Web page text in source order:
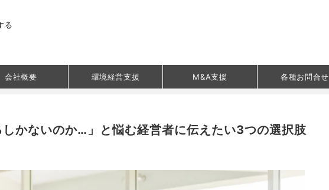
る
会社概要 環境経営支援 M&A支援 各種お問合せ
しかないのか…」と悩む経営者に伝えたい3つの選択肢